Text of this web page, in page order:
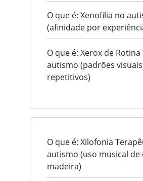
O que é: Xenofilia no
(afinidade por
O que é: Xerox de
autismo (padrões visuais
repetitivos)
O que é: Xilofonia
autismo (uso musical de
madeira)